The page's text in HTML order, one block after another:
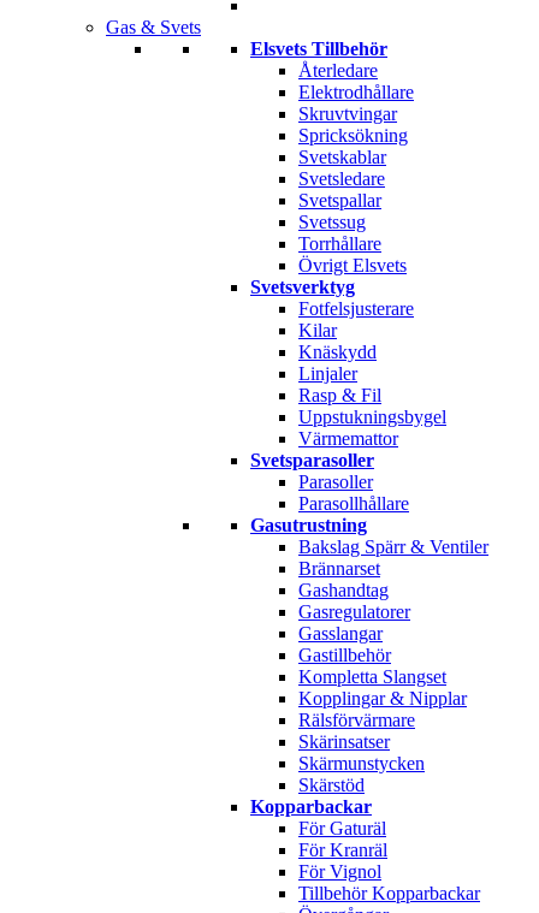
Gas & Svets
Elsvets Tillbehör
Återledare
Elektrodhållare
Skruvtvingar
Spricksökning
Svetskablar
Svetsledare
Svetspallar
Svetssug
Torrhållare
Övrigt Elsvets
Svetsverktyg
Fotfelsjusterare
Kilar
Knäskydd
Linjaler
Rasp & Fil
Uppstukningsbygel
Värmemattor
Svetsparasoller
Parasoller
Parasollhållare
Gasutrustning
Bakslag Spärr & Ventiler
Brännarset
Gashandtag
Gasregulatorer
Gasslangar
Gastillbehör
Kompletta Slangset
Kopplingar & Nipplar
Rälsförvärmare
Skärinsatser
Skärmunstycken
Skärstöd
Kopparbackar
För Gaturäl
För Kranräl
För Vignol
Tillbehör Kopparbackar